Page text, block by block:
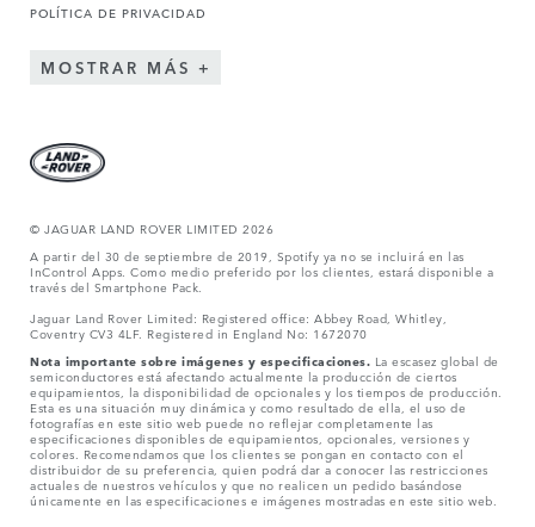
POLÍTICA DE PRIVACIDAD
MOSTRAR MÁS
© JAGUAR LAND ROVER LIMITED 2026
A partir del 30 de septiembre de 2019, Spotify ya no se incluirá en las
InControl Apps. Como medio preferido por los clientes, estará disponible a
través del Smartphone Pack.
Jaguar Land Rover Limited: Registered office: Abbey Road, Whitley,
Coventry CV3 4LF. Registered in England No: 1672070
Nota importante sobre imágenes y especificaciones. La escasez global de
semiconductores está afectando actualmente la producción de ciertos
equipamientos, la disponibilidad de opcionales y los tiempos de producción.
Esta es una situación muy dinámica y como resultado de ella, el uso de
fotografías en este sitio web puede no reflejar completamente las
especificaciones disponibles de equipamientos, opcionales, versiones y
colores. Recomendamos que los clientes se pongan en contacto con el
distribuidor de su preferencia, quien podrá dar a conocer las restricciones
actuales de nuestros vehículos y que no realicen un pedido basándose
únicamente en las especificaciones e imágenes mostradas en este sitio web.